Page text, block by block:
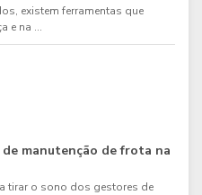
existem ferramentas que
e na ...
manutenção de frota na
tirar o sono dos gestores de